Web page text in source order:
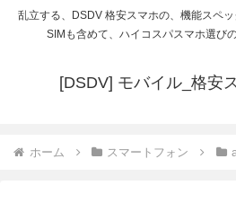
乱立する、DSDV 格安スマホの、機能スペ
SIMも含めて、ハイコスパスマホ選び
[DSDV] モバイル_格安
ホーム スマートフォン